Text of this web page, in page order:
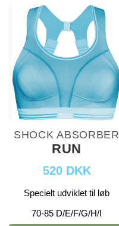
SHOCK ABSORBER
RUN
520 DKK
Specielt udviklet til løb
70-85 D/E/F/G/H/I